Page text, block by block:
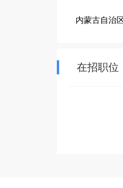
内蒙古自治
在招职位